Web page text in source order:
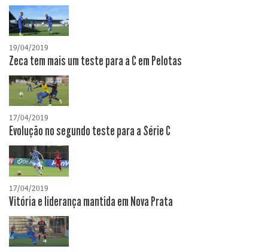
19/04/2019
Zeca tem mais um teste para a C em Pelotas
17/04/2019
Evolução no segundo teste para a Série C
17/04/2019
Vitória e liderança mantida em Nova Prata